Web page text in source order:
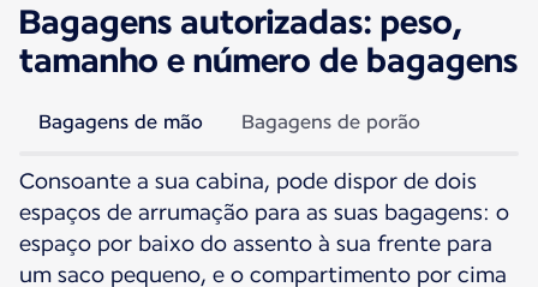
Bagagens autorizadas: peso,
tamanho e número de bagagens
Bagagens de mão Bagagens de porão
Consoante a sua cabina, pode dispor de dois
espaços de arrumação para as suas bagagens: o
espaço por baixo do assento à sua frente para
um saco pequeno, e o compartimento por cima